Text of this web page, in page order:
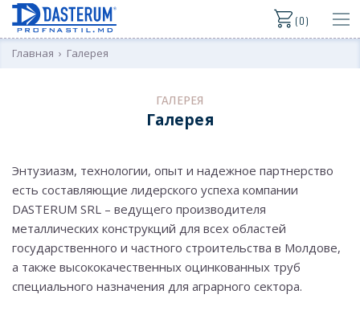
( 0 )
Главная › Галерея
ГАЛЕРЕЯ
Галерея
Энтузиазм, технологии, опыт и надежное партнерство
есть составляющие лидерского успеха компании
DASTERUM SRL – ведущего производителя
металлических конструкций для всех областей
государственного и частного строительства в Молдове,
а также высококачественных оцинкованных труб
специального назначения для аграрного сектора.